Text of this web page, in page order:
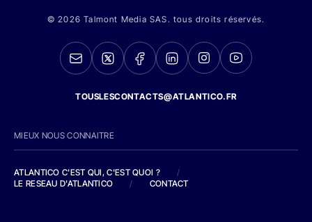
© 2026 Talmont Media SAS. tous droits réservés.
TOUSLESCONTACTS@ATLANTICO.FR
MIEUX NOUS CONNAITRE
ATLANTICO C'EST QUI, C'EST QUOI ?
/
LE RESEAU D'ATLANTICO
/ CONTACT